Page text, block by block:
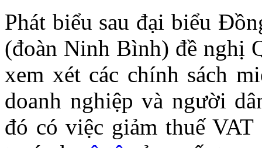
Phát biểu sau đại biểu
(đoàn Ninh Bình) đề nghị
xem xét các chính sách
doanh nghiệp và người
đó có việc giảm thuế